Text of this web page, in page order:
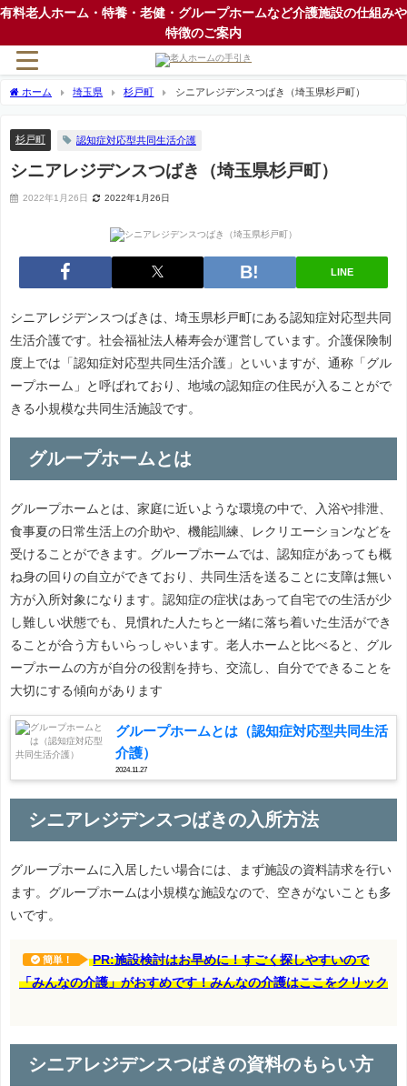
有料老人ホーム・特養・老健・グループホームなど介護施設の仕組みや
特徴のご案内
ホーム 埼玉県 杉戸町 シニアレジデンスつばき（埼玉県杉戸町）
杉戸町 認知症対応型共同生活介護
シニアレジデンスつばき（埼玉県杉戸町）
2022年1月26日 2022年1月26日
LINE
シニアレジデンスつばきは、埼玉県杉戸町にある認知症対応型共同
生活介護です。社会福祉法人椿寿会が運営しています。介護保険制
度上では「認知症対応型共同生活介護」といいますが、通称「グル
ープホーム」と呼ばれており、地域の認知症の住民が入ることがで
きる小規模な共同生活施設です。
グループホームとは
グループホームとは、家庭に近いような環境の中で、入浴や排泄、
食事夏の日常生活上の介助や、機能訓練、レクリエーションなどを
受けることができます。グループホームでは、認知症があっても概
ね身の回りの自立ができており、共同生活を送ることに支障は無い
方が入所対象になります。認知症の症状はあって自宅での生活が少
し難しい状態でも、見慣れた人たちと一緒に落ち着いた生活ができ
ることが合う方もいらっしゃいます。老人ホームと比べると、グル
ープホームの方が自分の役割を持ち、交流し、自分でできることを
大切にする傾向があります
グループホームとは（認知症対応型共同生活
介護）
2024.11.27
シニアレジデンスつばきの入所方法
グループホームに入居したい場合には、まず施設の資料請求を行い
ます。グループホームは小規模な施設なので、空きがないことも多
いです。
簡単！
PR:施設検討はお早めに！すごく探しやすいので
「みんなの介護」がおすめです！みんなの介護はここをクリック
シニアレジデンスつばきの資料のもらい方